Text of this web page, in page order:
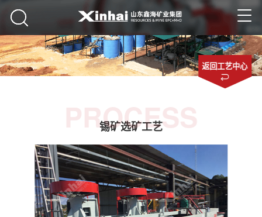
返回工艺中心
PROCESS
锡矿选矿工艺